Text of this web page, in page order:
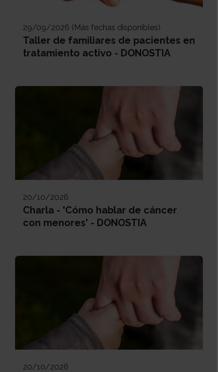
29/09/2026 (Más fechas disponibles)
Taller de familiares de pacientes en
tratamiento activo - DONOSTIA
20/10/2026
Charla - 'Cómo hablar de cáncer
con menores' - DONOSTIA
20/10/2026